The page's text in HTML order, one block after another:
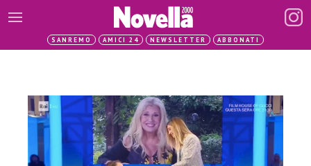
SANREMO AMICI 24 NEWSLETTER ABBONATI